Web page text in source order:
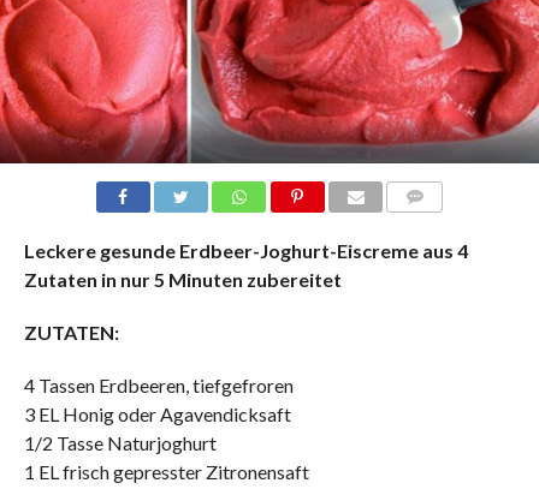
Leckere gesunde Erdbeer-Joghurt-Eiscreme aus 4
Zutaten in nur 5 Minuten zubereitet
ZUTATEN:
4 Tassen Erdbeeren, tiefgefroren
3 EL Honig oder Agavendicksaft
1/2 Tasse Naturjoghurt
1 EL frisch gepresster Zitronensaft